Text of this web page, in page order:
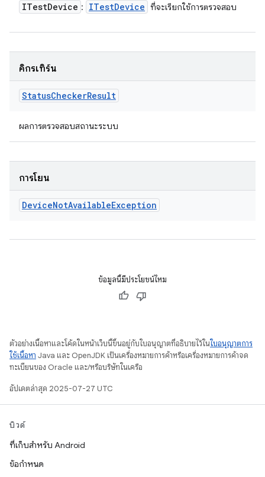
ITestDevice : ITestDevice ที่จะเรียกใช้การตรวจสอบ
คิกรีเทิร์น
StatusCheckerResult
ผลการตรวจสอบสถานะระบบ
การโยน
DeviceNotAvailableException
ข้อมูลนี้มีประโยชน์ไหม
ตัวอย่างเนื้อหาและโค้ดในหน้าเว็บนี้ขึ้นอยู่กับใบอนุญาตที่อธิบายไว้ในใบอนุญาตการ
ใช้เนื้อหา Java และ OpenJDK เป็นเครื่องหมายการค้าหรือเครื่องหมายการค้าจด
ทะเบียนของ Oracle และ/หรือบริษัทในเครือ
อัปเดตล่าสุด 2025-07-27 UTC
บิวด์
ที่เก็บสำหรับ Android
ข้อกำหนด